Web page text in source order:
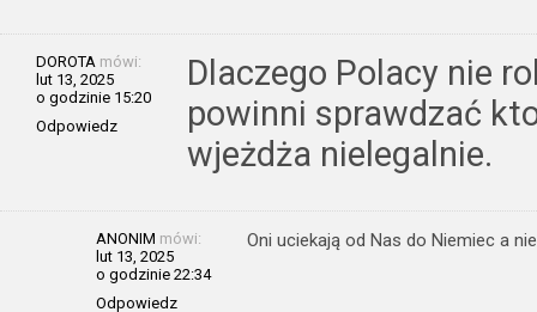
DOROTA mówi:
lut 13, 2025
o godzinie 15:20
Odpowiedz
Dlaczego Polacy nie
powinni sprawdzać
wjeżdża nielegalnie.
ANONIM mówi:
lut 13, 2025
o godzinie 22:34
Odpowiedz
Oni uciekają od Nas do Niemiec a